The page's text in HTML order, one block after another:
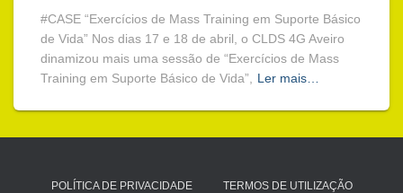
#CASE “Exercícios de Mass Training em Suporte Básico
de Vida” Nos dias 17 e 18 de abril, o CLDS 4G Aveiro
dinamizou mais uma sessão de “Exercícios de Mass
Training em Suporte Básico de Vida”,
Ler mais…
POLÍTICA DE PRIVACIDADE TERMOS DE UTILIZAÇÃO